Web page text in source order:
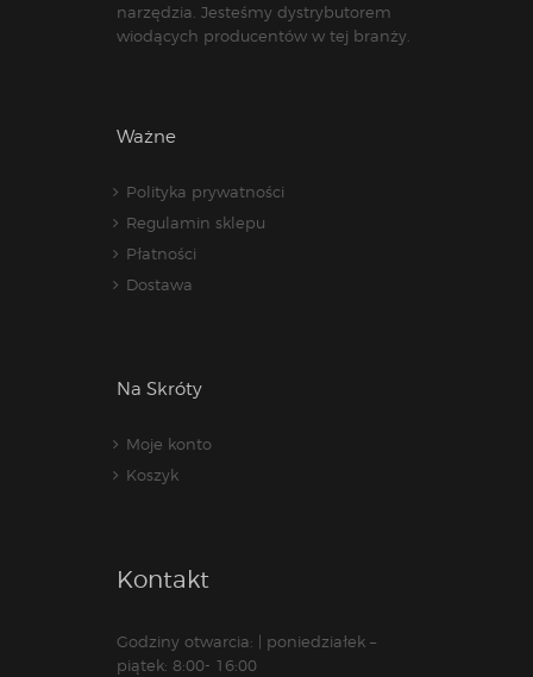
narzędzia. Jesteśmy dystrybutorem
wiodących producentów w tej branży.
Ważne
Polityka prywatności
Regulamin sklepu
Płatności
Dostawa
Na Skróty
Moje konto
Koszyk
Kontakt
Godziny otwarcia: | poniedziałek –
piątek: 8:00- 16:00